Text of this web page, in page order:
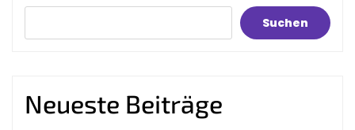
Suchen
Neueste Beiträge